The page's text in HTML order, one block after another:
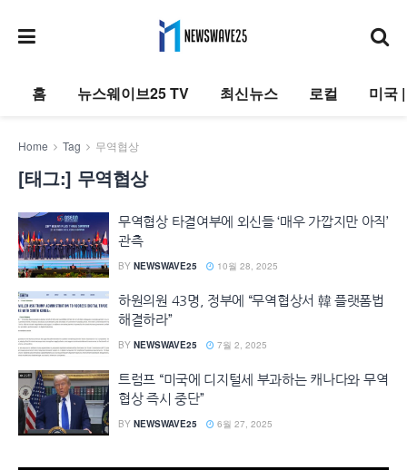
홈 뉴스웨이브25 TV 최신뉴스 로컬 미국
Home Tag 무역협상
[태그:] 무역협상
무역협상 타결여부에 외신들 ‘매우 가깝지만 아직’
관측
BY NEWSWAVE25 10월 28, 2025
하원의원 43명, 정부에 “무역협상서 韓 플랫폼법
해결하라”
BY NEWSWAVE25 7월 2, 2025
트럼프 “미국에 디지털세 부과하는 캐나다와 무역
협상 즉시 중단”
BY NEWSWAVE25 6월 27, 2025